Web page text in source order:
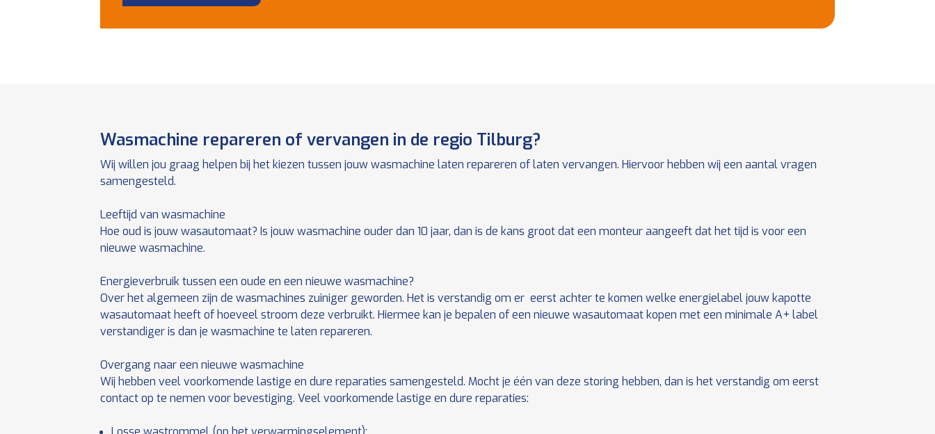
Wasmachine repareren of vervangen in de regio Tilburg?
Wij willen jou graag helpen bij het kiezen tussen jouw wasmachine laten repareren of laten vervangen. Hiervoor hebben wij een aantal vragen
samengesteld.
Leeftijd van wasmachine
Hoe oud is jouw wasautomaat? Is jouw wasmachine ouder dan 10 jaar, dan is de kans groot dat een monteur aangeeft dat het tijd is voor een
nieuwe wasmachine.
Energieverbruik tussen een oude en een nieuwe wasmachine?
Over het algemeen zijn de wasmachines zuiniger geworden. Het is verstandig om er eerst achter te komen welke energielabel jouw kapotte
wasautomaat heeft of hoeveel stroom deze verbruikt. Hiermee kan je bepalen of een nieuwe wasautomaat kopen met een minimale A+ label
verstandiger is dan je wasmachine te laten repareren.
Overgang naar een nieuwe wasmachine
Wij hebben veel voorkomende lastige en dure reparaties samengesteld. Mocht je één van deze storing hebben, dan is het verstandig om eerst
contact op te nemen voor bevestiging. Veel voorkomende lastige en dure reparaties: